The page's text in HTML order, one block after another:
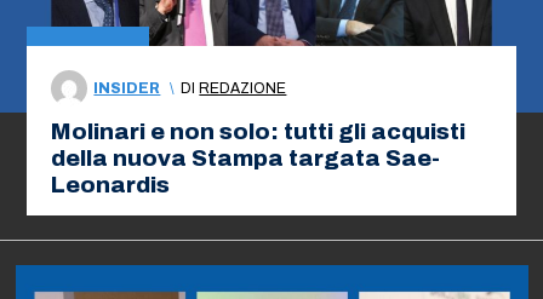
INSIDER \ DI REDAZIONE
Molinari e non solo: tutti gli acquisti
della nuova Stampa targata Sae-
Leonardis